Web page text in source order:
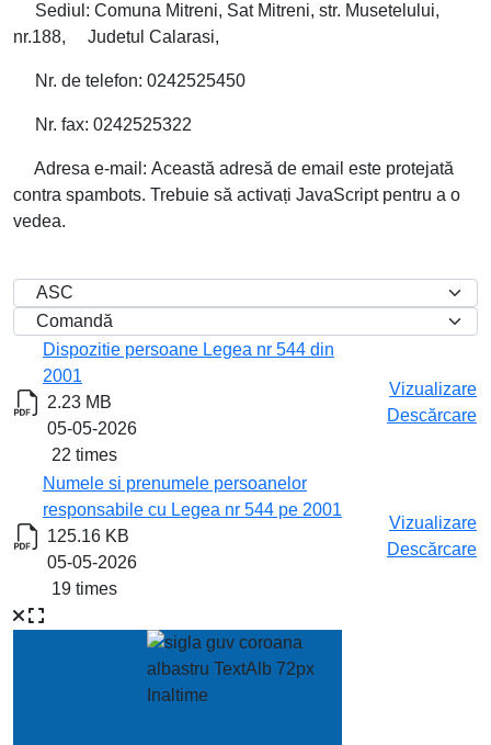
Sediul: Comuna Mitreni, Sat Mitreni, str. Musetelului,
nr.188, Judetul Calarasi,
Nr. de telefon: 0242525450
Nr. fax: 0242525322
Adresa e-mail: Această adresă de email este protejată
contra spambots. Trebuie să activați JavaScript pentru a o
vedea.
Titlu
Descărcare
Dispozitie persoane Legea nr 544 din
2001
2.23 MB
05-05-2026
22 times
Vizualizare
Descărcare
Numele si prenumele persoanelor
responsabile cu Legea nr 544 pe 2001
125.16 KB
05-05-2026
19 times
Vizualizare
Descărcare